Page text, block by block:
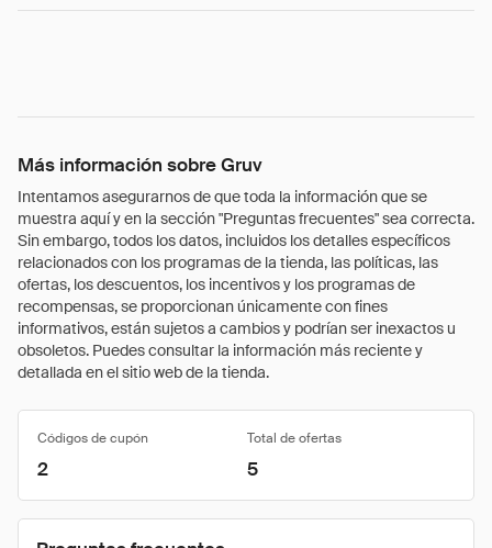
Más información sobre Gruv
Intentamos asegurarnos de que toda la información que se
muestra aquí y en la sección "Preguntas frecuentes" sea correcta.
Sin embargo, todos los datos, incluidos los detalles específicos
relacionados con los programas de la tienda, las políticas, las
ofertas, los descuentos, los incentivos y los programas de
recompensas, se proporcionan únicamente con fines
informativos, están sujetos a cambios y podrían ser inexactos u
obsoletos. Puedes consultar la información más reciente y
detallada en el sitio web de la tienda.
Códigos de cupón Total de ofertas
2 5